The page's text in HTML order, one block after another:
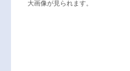
大画像が見られます。